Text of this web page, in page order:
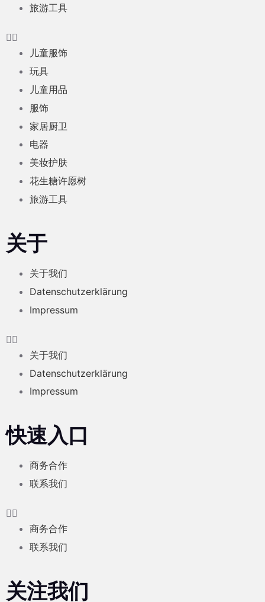
旅游工具
儿童服饰
玩具
儿童用品
服饰
家居厨卫
电器
美妆护肤
花生糖许愿树
旅游工具
关于
关于我们
Datenschutzerklärung
Impressum
关于我们
Datenschutzerklärung
Impressum
快速入口
商务合作
联系我们
商务合作
联系我们
关注我们